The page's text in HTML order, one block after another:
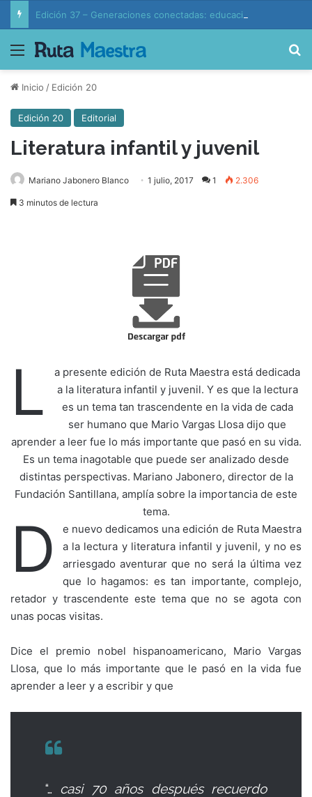
Menú
Inicio / Edición 20
Edición 20 Editorial
Literatura infantil y juvenil
Mariano Jabonero Blanco 1 julio, 2017 1 2.306
3 minutos de lectura
L
a presente edición de Ruta Maestra está dedicada
a la literatura infantil y juvenil. Y es que la lectura
es un tema tan trascendente en la vida de cada
ser humano que Mario Vargas Llosa dijo que
aprender a leer fue lo más importante que pasó en su vida.
Es un tema inagotable que puede ser analizado desde
distintas perspectivas. Mariano Jabonero, director de la
Fundación Santillana, amplía sobre la importancia de este
tema.
D
e nuevo dedicamos una edición de Ruta Maestra
a la lectura y literatura infantil y juvenil, y no es
arriesgado aventurar que no será la última vez
que lo hagamos: es tan importante, complejo,
retador y trascendente este tema que no se agota con
unas pocas visitas.
Dice el premio nobel hispanoamericano, Mario Vargas
Llosa, que lo más importante que le pasó en la vida fue
aprender a leer y a escribir y que
“… casi 70 años después recuerdo